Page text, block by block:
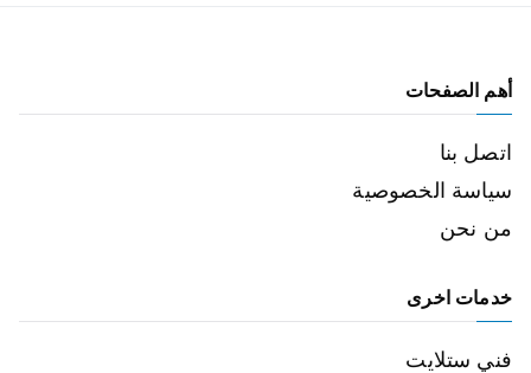
أهم الصفحات
اتصل بنا
سياسة الخصوصية
من نحن
خدمات اخرى
فني ستلايت